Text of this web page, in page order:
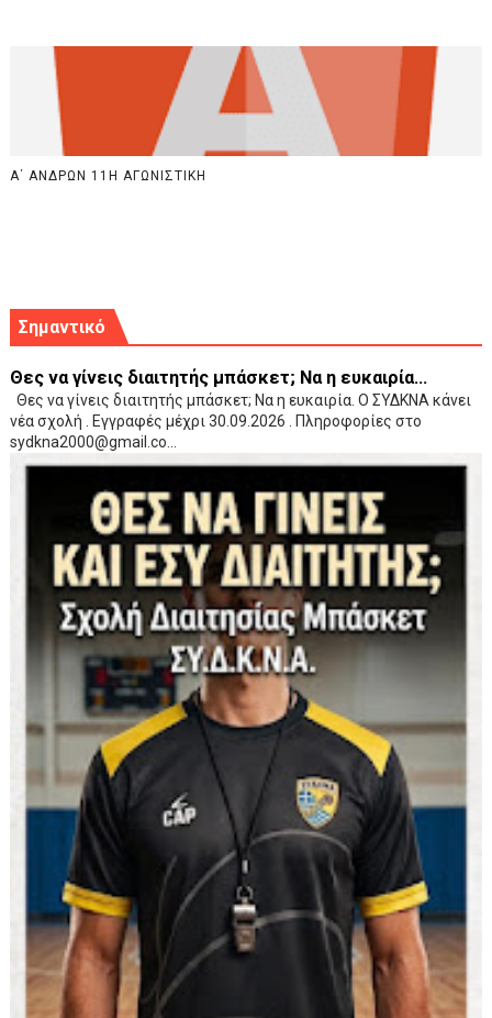
Α΄ ΑΝΔΡΩΝ 11Η ΑΓΩΝΙΣΤΙΚΗ
Σημαντικό
Θες να γίνεις διαιτητής μπάσκετ; Να η ευκαιρία...
Θες να γίνεις διαιτητής μπάσκετ; Να η ευκαιρία. Ο ΣΥΔΚΝΑ κάνει
νέα σχολή . Εγγραφές μέχρι 30.09.2026 . Πληροφορίες στο
sydkna2000@gmail.co...